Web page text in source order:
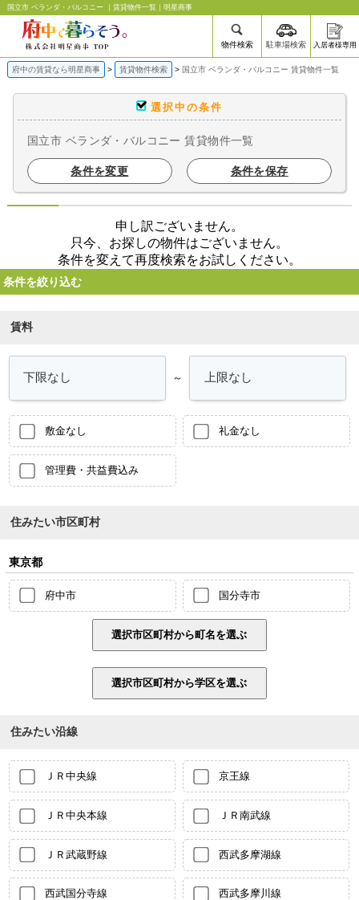
国立市 ベランダ・バルコニー ｜賃貸物件一覧｜明星商事
物件検索 駐車場検索 入居者様専用
府中の賃貸なら明星商事 賃貸物件検索 国立市 ベランダ・バルコニー 賃貸物件一覧
選択中の条件
国立市 ベランダ・バルコニー 賃貸物件一覧
条件を変更 条件を保存
申し訳ございません。
只今、お探しの物件はございません。
条件を変えて再度検索をお試しください。
条件を絞り込む
賃料
～
敷金なし 礼金なし
管理費・共益費込み
住みたい市区町村
東京都
府中市 国分寺市
住みたい沿線
ＪＲ中央線 京王線
ＪＲ中央本線 ＪＲ南武線
ＪＲ武蔵野線 西武多摩湖線
西武国分寺線 西武多摩川線